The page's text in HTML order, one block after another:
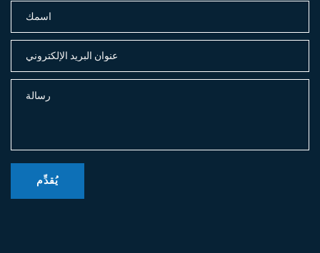
يُقدِّم